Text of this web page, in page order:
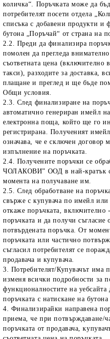
количка“. Поръчката може да
потребителят посети отдела
списъка с добавени продукти и
бутона „Поръчай“ от страна на
2.2. Преди да финализира
помолен да прегледа
съответната цена
такси), разходите за доставка,
плащане и преглед и ще бъде
Общи условия.
2.3. След финализиране на
автоматично генериран имейл
електронна поща, който ще го
регистрирана. Полученият
означава, че е сключен договор
изпълнение на поръчката.
2.4. Получените поръчки се
ЧОЛАКОВИ” ООД в най-кратък
момента на получаване им.
2.5. След обработване на
свърже с купувача по имейл
откаже поръчката, включително
поръчката и да получи съгласие
потвърдената поръчка. От
поръчката или частично
съгласил потребителят се
продавача и купувача.
3. Потребителят/Купувачът има
изменя всички подробности за
функционалностите на
поръчката с натискане на
4. Финализирайки направена
приема, че при потвърждаване/
поръчката от продавача,